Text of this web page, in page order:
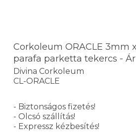
Corkoleum ORACLE 3mm
parafa parketta tekercs - Ár
Divina Corkoleum
CL-ORACLE
- Biztonságos fizetés!
- Olcsó szállítás!
- Expressz kézbesítés!